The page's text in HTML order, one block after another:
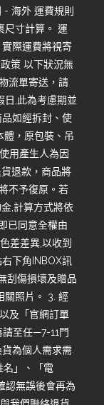
海外 運費規則
尺寸計算。 運
際運費將視寄
策 以下狀況無
流單寄送，請
日,此為考慮期並
如經拆封、使
體，原包裝、吊
用產生人為因
退款，商品將
不予復原。若
,計算方式將依
已同意全權由
差差異,以收到
下角INBOX訊
刮傷損壞及贈品
關照片。 3. 經
及「官網訂單
至任—7-11門
為個人需求需
名」、「電
認無誤後會再為